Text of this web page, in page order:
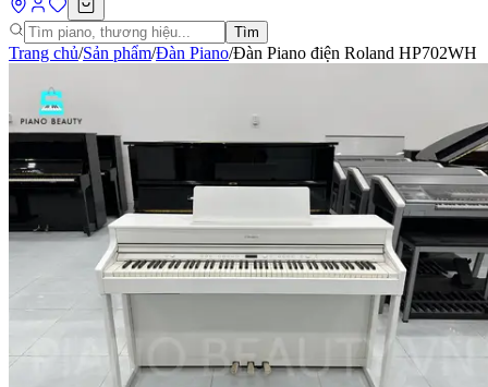
Tìm
Trang chủ/Sản phẩm/Đàn Piano/Đàn Piano điện Roland HP702WH